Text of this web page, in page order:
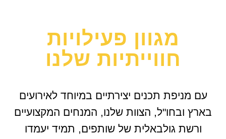
מגוון פעילויות
חווייתיות שלנו
עם מניפת תכנים יצירתיים במיוחד לאירועים
בארץ ובחו"ל, הצוות שלנו, המנחים המקצועיים
ורשת גולבאלית של שותפים, תמיד יעמדו